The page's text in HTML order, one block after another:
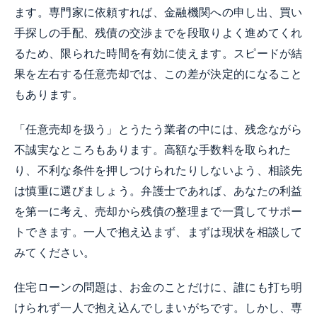
ます。専門家に依頼すれば、金融機関への申し出、買い
手探しの手配、残債の交渉までを段取りよく進めてくれ
るため、限られた時間を有効に使えます。スピードが結
果を左右する任意売却では、この差が決定的になること
もあります。
「任意売却を扱う」とうたう業者の中には、残念ながら
不誠実なところもあります。高額な手数料を取られた
り、不利な条件を押しつけられたりしないよう、相談先
は慎重に選びましょう。弁護士であれば、あなたの利益
を第一に考え、売却から残債の整理まで一貫してサポー
トできます。一人で抱え込まず、まずは現状を相談して
みてください。
住宅ローンの問題は、お金のことだけに、誰にも打ち明
けられず一人で抱え込んでしまいがちです。しかし、専